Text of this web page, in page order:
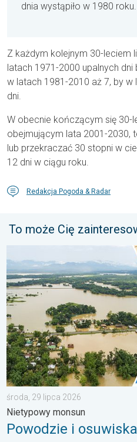
dnia wystąpiło w 1980 roku.
Z każdym kolejnym 30-leciem
latach 1971-2000 upalnych
w latach 1981-2010 aż 7, by
dni.
W obecnie kończącym się 30-
obejmującym lata 2001-2030,
lub przekraczać 30 stopni w
12 dni w ciągu roku.
Redakcja Pogoda & Radar
To może Cię
Powodzie i osuwiska w Azji.
środa, 29 lipca 2026
Nietypowy monsun
Powodzie i